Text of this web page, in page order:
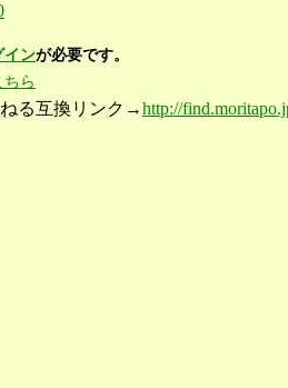
インが必要です。
ちら
る互換リンク→http://